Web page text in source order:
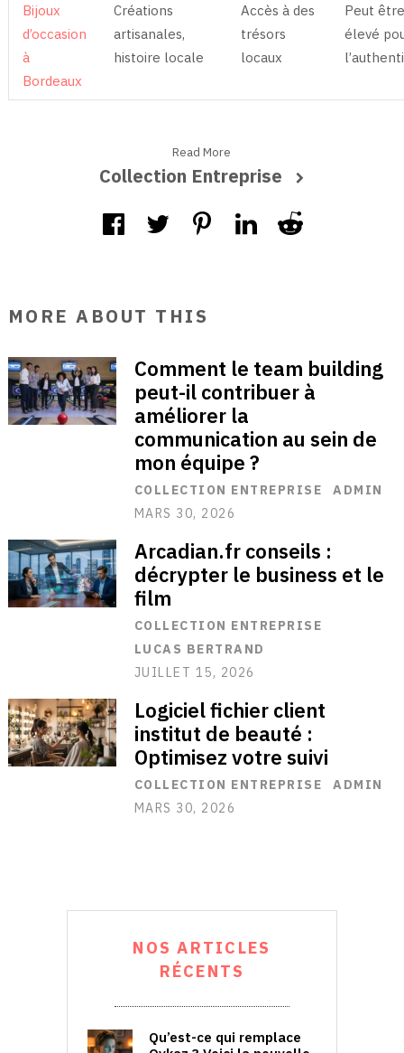
Bijoux
d’occasion
à
Bordeaux
Créations
artisanales,
histoire locale
Accès à des
trésors
locaux
Peut
élevé
Read More
Collection Entreprise
MORE ABOUT THIS
Comment le team building
peut-il contribuer à
améliorer la
communication au sein de
mon équipe ?
COLLECTION ENTREPRISE
ADMIN
MARS 30, 2026
Arcadian.fr conseils :
décrypter le business et le
film
COLLECTION ENTREPRISE
LUCAS BERTRAND
JUILLET 15, 2026
Logiciel fichier client
institut de beauté :
Optimisez votre suivi
COLLECTION ENTREPRISE
ADMIN
MARS 30, 2026
NOS ARTICLES
RÉCENTS
Qu’est-ce qui remplace